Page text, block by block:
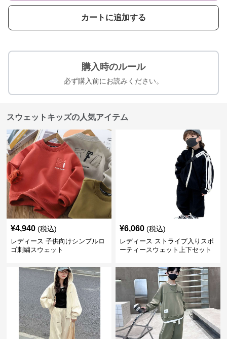
カートに追加する
購入時のルール
必ず購入前にお読みください。
スウェットキッズの人気アイテム
¥4,940 (税込)
レディース 子供向けシンプルロ
ゴ刺繍スウェット
¥6,060 (税込)
レディース ストライプ入りスポ
ーティースウェット上下セット